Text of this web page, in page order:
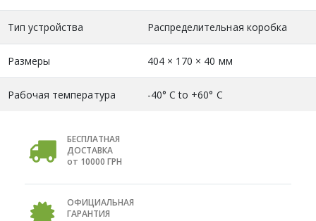
Тип устройства Распределительная коробка
Размеры 404 × 170 × 40 мм
Рабочая температура -40° C to +60° C
БЕСПЛАТНАЯ
ДОСТАВКА
от 10000 ГРН
ОФИЦИАЛЬНАЯ
ГАРАНТИЯ